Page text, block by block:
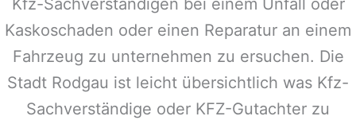
Kfz-Sachverständigen bei einem Unfall oder
Kaskoschaden oder einen Reparatur an einem
Fahrzeug zu unternehmen zu ersuchen. Die
Stadt Rodgau ist leicht übersichtlich was Kfz-
Sachverständige oder KFZ-Gutachter zu